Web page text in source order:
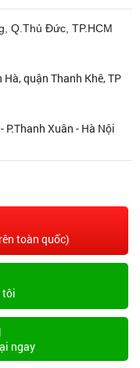
Q.Thủ Đức, TP.HCM
quận Thanh Khê, TP
P.Thanh Xuân - Hà Nội
toàn quốc)
tôi
ngay